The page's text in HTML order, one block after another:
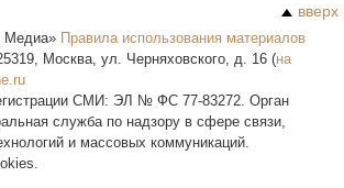
вверх
Медиа» Правила использования материалов
, Москва, ул. Черняховского, д. 16 (на
СМИ: ЭЛ № ФС 77-83272. Орган
служба по надзору в сфере связи,
и массовых коммуникаций.